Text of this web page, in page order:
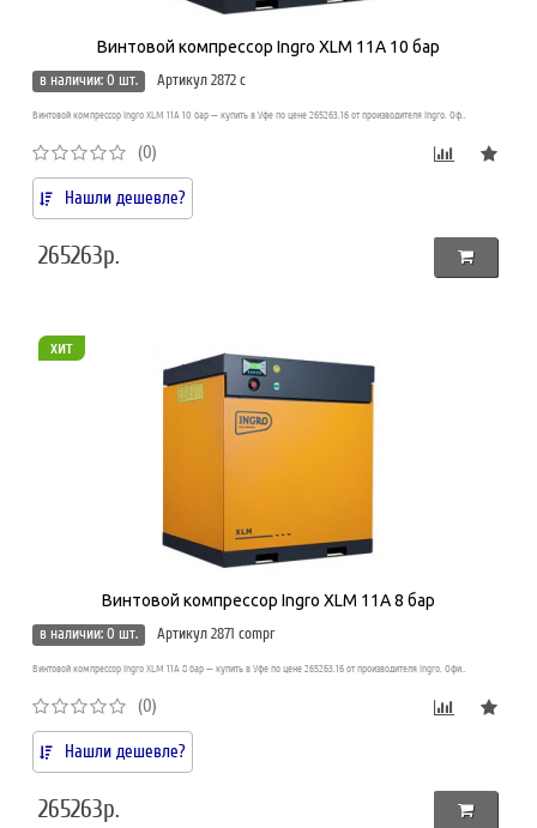
Винтовой компрессор Ingro XLM 11A 10 бар
в наличии: 0 шт.
Артикул 2872 c
Винтовой компрессор Ingro XLM 11A 10 бар — купить в Уфе по цене 265263.16 от производителя Ingro. Оф..
(0)
Нашли дешевле?
265263р.
хит
Винтовой компрессор Ingro XLM 11A 8 бар
в наличии: 0 шт.
Артикул 2871 compr
Винтовой компрессор Ingro XLM 11A 8 бар — купить в Уфе по цене 265263.16 от производителя Ingro. Офи..
(0)
Нашли дешевле?
265263р.